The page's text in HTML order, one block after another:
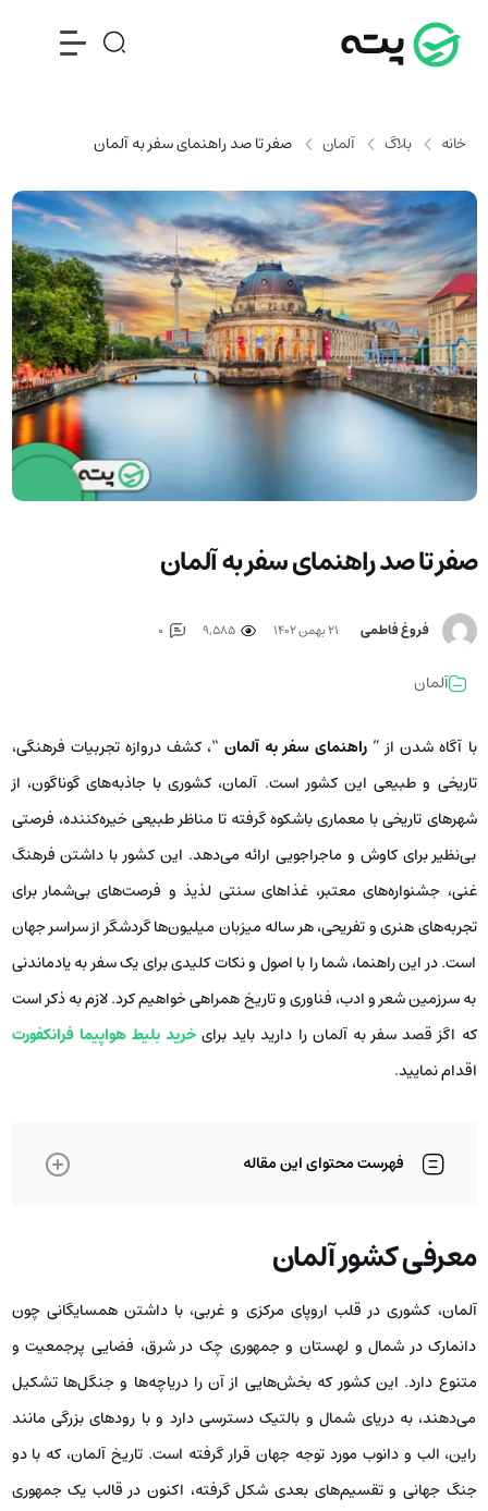
خانه بلاگ آلمان صفر تا صد راهنمای سفر به آلمان
صفر تا صد راهنمای سفر به آلمان
فروغ فاطمی ۲۱ بهمن ۱۴۰۲ 9,585
آلمان
با آگاه شدن از ” راهنمای سفر به آلمان “، کشف دروازه‌ تجربیات فرهنگی،
تاریخی و طبیعی این کشور است. آلمان، کشوری با جاذبه‌های گوناگون، از
شهرهای تاریخی با معماری باشکوه گرفته تا مناظر طبیعی خیره‌کننده، فرصتی
بی‌نظیر برای کاوش و ماجراجویی ارائه می‌دهد. این کشور با داشتن فرهنگ
غنی، جشنواره‌های معتبر، غذاهای سنتی لذیذ و فرصت‌های بی‌شمار برای
تجربه‌های هنری و تفریحی، هر ساله میزبان میلیون‌ها گردشگر از سراسر جهان
است. در این راهنما، شما را با اصول و نکات کلیدی برای یک سفر به یادماندنی
به سرزمین شعر و ادب، فناوری و تاریخ همراهی خواهیم کرد. لازم به ذکر است
که اگز قصد سفر به آلمان را دارید باید برایخرید بلیط هواپیما فرانکفورت
اقدام نمایید.
فهرست محتوای این مقاله
معرفی کشور آلمان
آلمان، کشوری در قلب اروپای مرکزی و غربی، با داشتن همسایگانی چون
دانمارک در شمال و لهستان و جمهوری چک در شرق، فضایی پرجمعیت و
متنوع دارد. این کشور که بخش‌هایی از آن را دریاچه‌ها و جنگل‌ها تشکیل
می‌دهند، به دریای شمال و بالتیک دسترسی دارد و با رودهای بزرگی مانند
راین، الب و دانوب مورد توجه جهان قرار گرفته است. تاریخ آلمان، که با دو
جنگ جهانی و تقسیم‌های بعدی شکل گرفته، اکنون در قالب یک جمهوری